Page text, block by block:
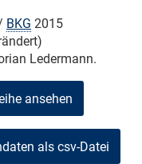
BKG 2015
Ledermann.
ansehen